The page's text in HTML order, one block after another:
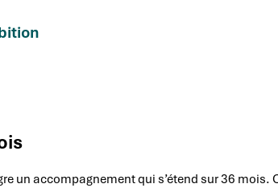
un accompagnement qui s’étend sur 36 mois.